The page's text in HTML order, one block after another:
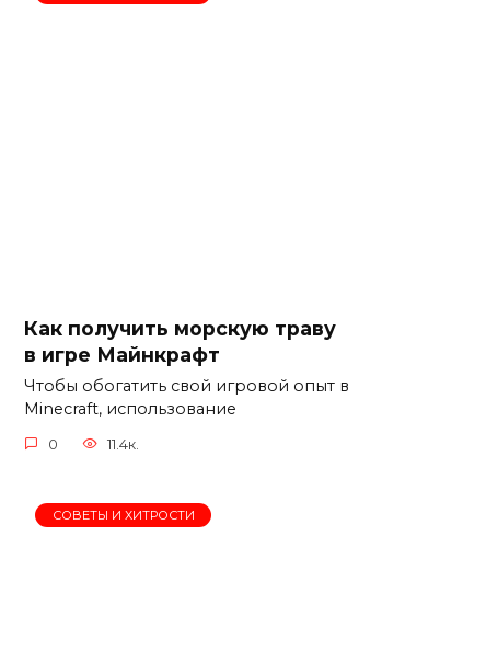
Как получить морскую траву
в игре Майнкрафт
Чтобы обогатить свой игровой опыт в
Minecraft, использование
0 11.4к.
СОВЕТЫ И ХИТРОСТИ